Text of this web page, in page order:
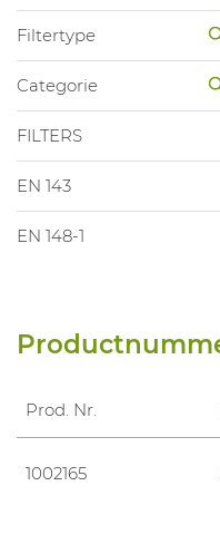
Filtertype
Categorie
FILTERS
EN 143
EN 148-1
Prod. Nr.
1002165